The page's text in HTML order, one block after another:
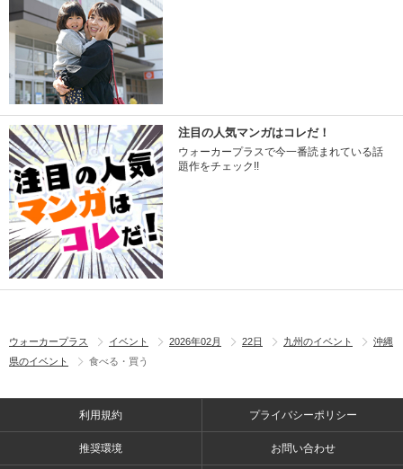
注目の人気マンガはコレだ！
ウォーカープラスで今一番読まれている話
題作をチェック!!
ウォーカープラス イベント 2026年02月 22日 九州のイベント
沖縄
県のイベント
食べる・買う
利用規約 プライバシーポリシー
推奨環境 お問い合わせ